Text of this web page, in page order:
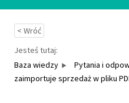
< Wróć
Jesteś tutaj:
Baza wiedzy
Pytania i
zaimportuje sprzedaż w pliku